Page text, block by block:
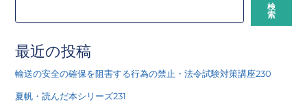
検
索
最近の投稿
輸送の安全の確保を阻害する行為の禁止・法令試験対策講座230
夏帆・読んだ本シリーズ231